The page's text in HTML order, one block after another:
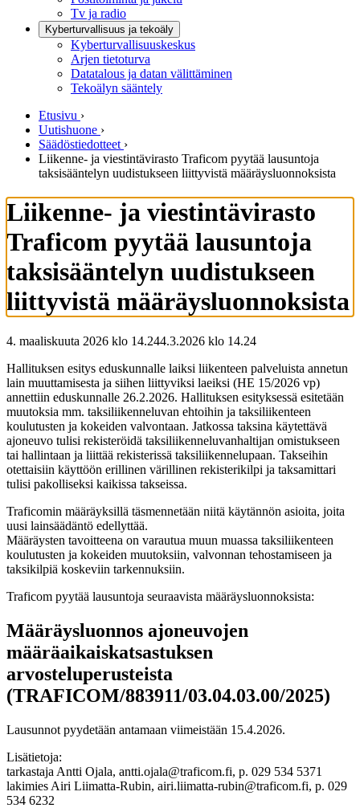
Tv ja radio
Kyberturvallisuus ja tekoäly
Kyberturvallisuuskeskus
Arjen tietoturva
Datatalous ja datan välittäminen
Tekoälyn sääntely
Etusivu ›
Uutishuone ›
Säädöstiedotteet ›
Liikenne- ja viestintävirasto Traficom pyytää lausuntoja
taksisääntelyn uudistukseen liittyvistä määräysluonnoksista
Liikenne- ja viestintävirasto
Traficom pyytää lausuntoja
taksisääntelyn uudistukseen
liittyvistä määräysluonnoksista
4. maaliskuuta 2026 klo 14.244.3.2026 klo 14.24
Hallituksen esitys eduskunnalle laiksi liikenteen palveluista annetun
lain muuttamisesta ja siihen liittyviksi laeiksi (HE 15/2026 vp)
annettiin eduskunnalle 26.2.2026. Hallituksen esityksessä esitetään
muutoksia mm. taksiliikenneluvan ehtoihin ja taksiliikenteen
koulutusten ja kokeiden valvontaan. Jatkossa taksina käytettävä
ajoneuvo tulisi rekisteröidä taksiliikenneluvanhaltijan omistukseen
tai hallintaan ja liittää rekisterissä taksiliikennelupaan. Takseihin
otettaisiin käyttöön erillinen värillinen rekisterikilpi ja taksamittari
tulisi pakolliseksi kaikissa takseissa.
Traficomin määräyksillä täsmennetään niitä käytännön asioita, joita
uusi lainsäädäntö edellyttää.
Määräysten tavoitteena on varautua muun muassa taksiliikenteen
koulutusten ja kokeiden muutoksiin, valvonnan tehostamiseen ja
taksikilpiä koskeviin tarkennuksiin.
Traficom pyytää lausuntoja seuraavista määräysluonnoksista:
Määräysluonnos ajoneuvojen
määräaikaiskatsastuksen
arvosteluperusteista
(TRAFICOM/883911/03.04.03.00/2025)
Lausunnot pyydetään antamaan viimeistään 15.4.2026.
Lisätietoja:
tarkastaja Antti Ojala, antti.ojala@traficom.fi, p. 029 534 5371
lakimies Airi Liimatta-Rubin, airi.liimatta-rubin@traficom.fi, p. 029
534 6232